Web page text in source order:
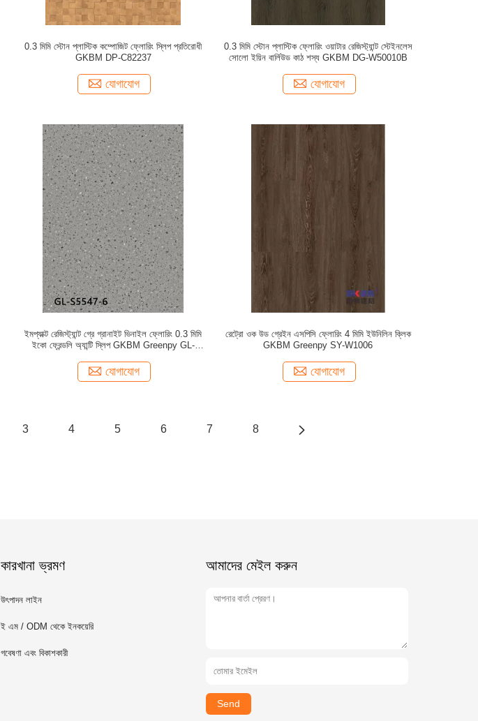
0.3 মিমি স্টোন প্লাস্টিক কম্পোজিট ফ্লোরিং স্লিপ প্রতিরোধী
GKBM DP-C82237
যোগাযোগ
0.3 মিমি স্টোন প্লাস্টিক ফ্লোরিং ওয়াটার রেজিস্ট্যান্ট স্টেইনলেস
সোলো ইয়িন বার্লিউড কাঠ শস্য GKBM DG-W50010B
যোগাযোগ
ইমপ্যাক্ট রেজিস্ট্যান্ট গ্রে গ্রানাইট ভিনাইল ফ্লোরিং 0.3 মিমি
ইকো ফ্রেন্ডলি অ্যান্টি স্লিপ GKBM Greenpy GL-
যোগাযোগ
রেট্রো ওক উড গ্রেইন এসপিসি ফ্লোরিং 4 মিমি ইউনিলিন ক্লিক
GKBM Greenpy SY-W1006
যোগাযোগ
3 4 5 6 7 8
কারখানা ভ্রমণ
উৎপাদন লাইন
ই এম / ODM থেকে ইনকয়েরি
গবেষণা এবং বিকাশকারী
আমাদের মেইল ​​করুন
Send